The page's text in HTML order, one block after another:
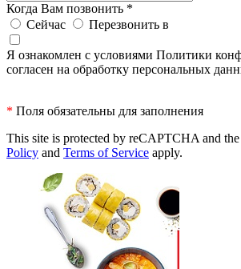
Когда Вам позвонить *
Сейчас
Перезвонить в
Я ознакомлен с условиями Политики
согласен на обработку персональных
* Поля обязательны для заполнения
This site is protected by reCAPTCHA and
Policy and Terms of Service apply.